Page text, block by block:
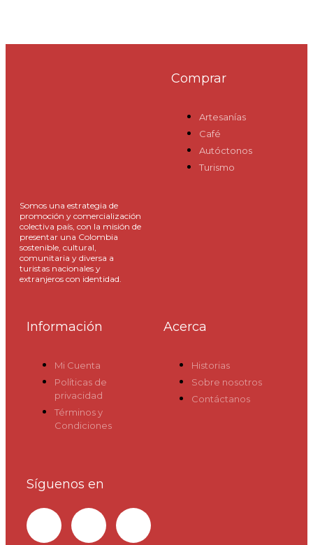
Somos una estrategia de
promoción y comercialización
colectiva país, con la misión de
presentar una Colombia
sostenible, cultural,
comunitaria y diversa a
turistas nacionales y
extranjeros con identidad.
Comprar
Artesanías
Café
Autóctonos
Turismo
Información
Mi Cuenta
Políticas de
privacidad
Términos y
Condiciones
Acerca
Historias
Sobre nosotros
Contáctanos
Síguenos en